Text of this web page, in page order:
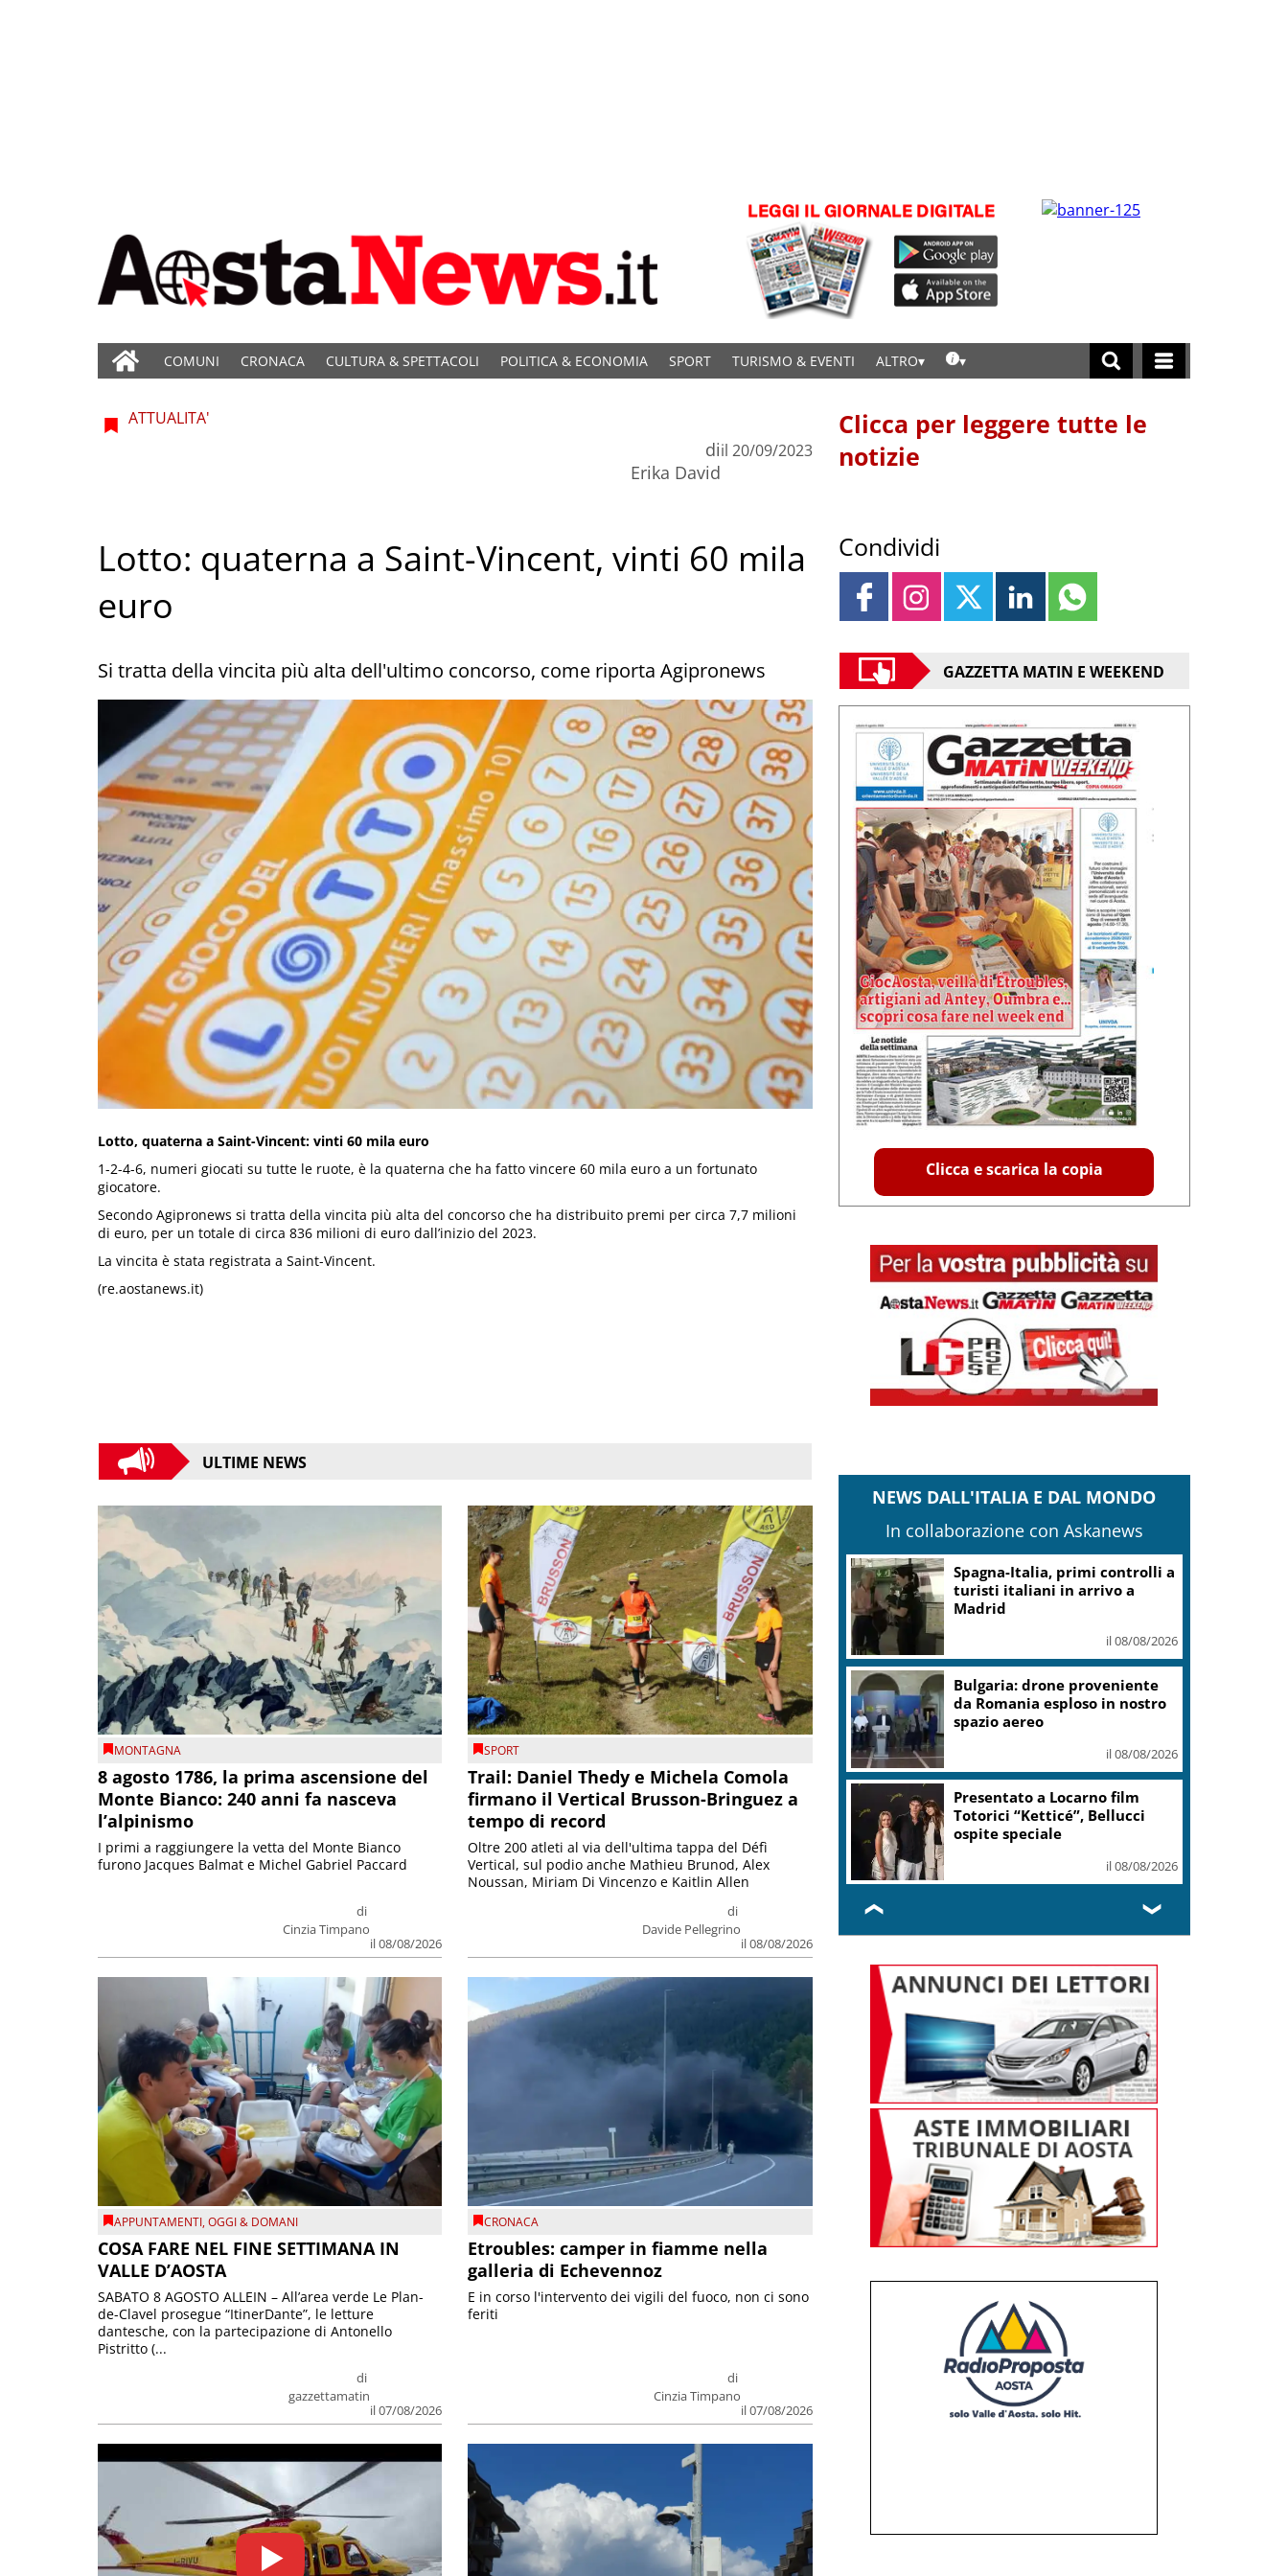
COMUNI CRONACA CULTURA & SPETTACOLI POLITICA & ECONOMIA SPORT TURISMO & EVENTI ALTRO
ATTUALITA'
di
Erika David
il 20/09/2023
Lotto: quaterna a Saint-Vincent, vinti 60 mila
euro
Si tratta della vincita più alta dell'ultimo concorso, come riporta Agipronews
Lotto, quaterna a Saint-Vincent: vinti 60 mila euro
1-2-4-6, numeri giocati su tutte le ruote, è la quaterna che ha fatto vincere 60 mila euro a un fortunato
giocatore.
Secondo Agipronews si tratta della vincita più alta del concorso che ha distribuito premi per circa 7,7 milioni
di euro, per un totale di circa 836 milioni di euro dall’inizio del 2023.
La vincita è stata registrata a Saint-Vincent.
(re.aostanews.it)
ULTIME NEWS
MONTAGNA
8 agosto 1786, la prima ascensione del
Monte Bianco: 240 anni fa nasceva
l’alpinismo
di
Cinzia Timpano
il 08/08/2026
I primi a raggiungere la vetta del Monte Bianco
furono Jacques Balmat e Michel Gabriel Paccard
SPORT
Trail: Daniel Thedy e Michela Comola
firmano il Vertical Brusson-Bringuez a
tempo di record
di
Davide Pellegrino
il 08/08/2026
Oltre 200 atleti al via dell'ultima tappa del Défì
Vertical, sul podio anche Mathieu Brunod, Alex
Noussan, Miriam Di Vincenzo e Kaitlin Allen
APPUNTAMENTI,OGGI & DOMANI
COSA FARE NEL FINE SETTIMANA IN
VALLE D’AOSTA
di
gazzettamatin
il 07/08/2026
SABATO 8 AGOSTO ALLEIN – All’area verde Le Plan-
de-Clavel prosegue “ItinerDante”, le letture
dantesche, con la partecipazione di Antonello
Pistritto (...
CRONACA
Etroubles: camper in fiamme nella
galleria di Echevennoz
di
Cinzia Timpano
il 07/08/2026
E in corso l'intervento dei vigili del fuoco, non ci sono
feriti
Clicca per leggere tutte le
notizie
Condividi
GAZZETTA MATIN E WEEKEND
Clicca e scarica la copia
NEWS DALL'ITALIA E DAL MONDO
In collaborazione con Askanews
Tuffi Europei, Elisa Cosetti
argento nel ‘volo’ dalla
piattaforma
il 08/08/2026
Calco, l’Inter chiude la
tournee battendo 2-1 la Juve
“NAF, Nose Art Festival” torna
il 29 e 30 agosto da
Scacciadiavoli
il 08/08/2026
❮ ❯